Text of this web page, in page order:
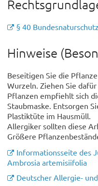
§ 40
Hinweise
Beseitigen Sie die
Wurzeln. Ziehen Sie
Pflanzen empfiehlt sich
Staubmaske. Entsorgen
Plastiktüte im Hausmüll.
Allergiker sollten diese
Größere
Informationsseite des
Ambrosia artemisiifolia
Deutscher Allergie-